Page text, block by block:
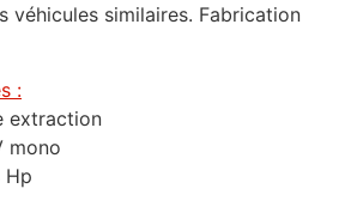
véhicules similaires. Fabrication
:
extraction
mono
Hp